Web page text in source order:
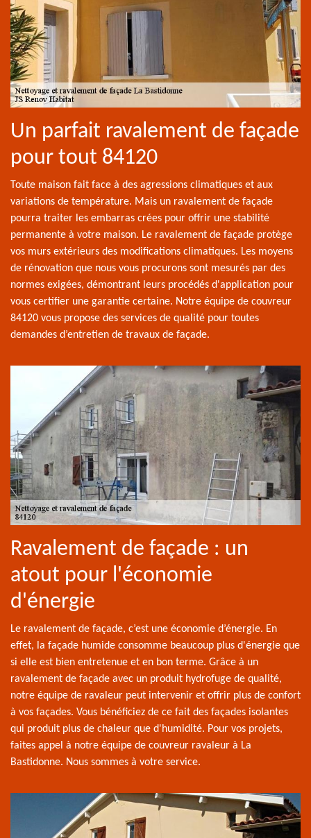
Un parfait ravalement de façade
pour tout 84120
Toute maison fait face à des agressions climatiques et aux
variations de température. Mais un ravalement de façade
pourra traiter les embarras crées pour offrir une stabilité
permanente à votre maison. Le ravalement de façade protège
vos murs extérieurs des modifications climatiques. Les moyens
de rénovation que nous vous procurons sont mesurés par des
normes exigées, démontrant leurs procédés d'application pour
vous certifier une garantie certaine. Notre équipe de couvreur
84120 vous propose des services de qualité pour toutes
demandes d’entretien de travaux de façade.
Ravalement de façade : un
atout pour l'économie
d'énergie
Le ravalement de façade, c’est une économie d’énergie. En
effet, la façade humide consomme beaucoup plus d'énergie que
si elle est bien entretenue et en bon terme. Grâce à un
ravalement de façade avec un produit hydrofuge de qualité,
notre équipe de ravaleur peut intervenir et offrir plus de confort
à vos façades. Vous bénéficiez de ce fait des façades isolantes
qui produit plus de chaleur que d'humidité. Pour vos projets,
faites appel à notre équipe de couvreur ravaleur à La
Bastidonne. Nous sommes à votre service.